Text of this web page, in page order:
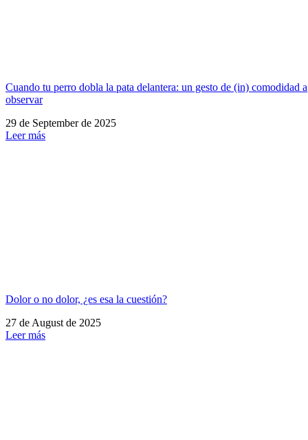
Cuando tu perro dobla la pata delantera: un gesto de (in) comodidad a
observar
29 de September de 2025
Leer más
Dolor o no dolor, ¿es esa la cuestión?
27 de August de 2025
Leer más